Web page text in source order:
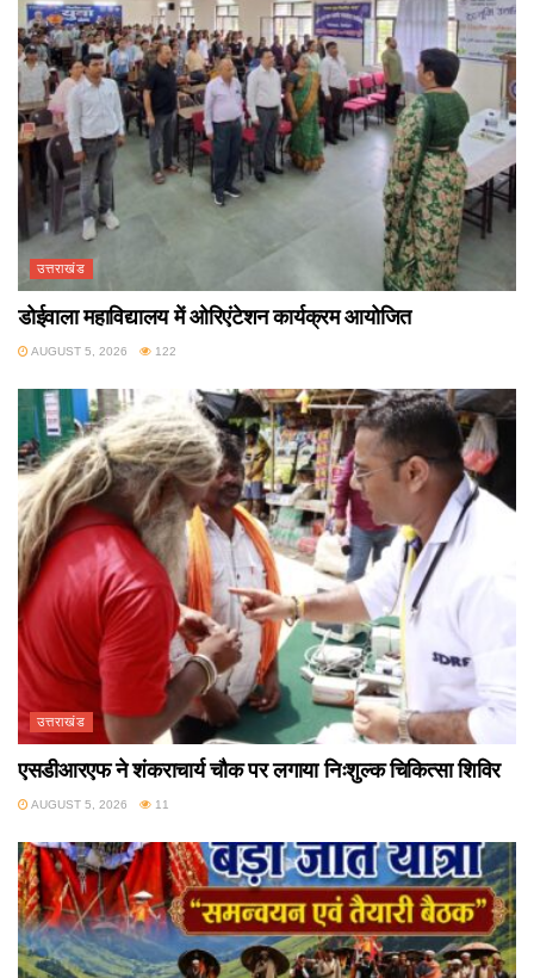
उत्तराखंड
डोईवाला महाविद्यालय में ओरिएंटेशन कार्यक्रम आयोजित
AUGUST 5, 2026 122
उत्तराखंड
एसडीआरएफ ने शंकराचार्य चौक पर लगाया निःशुल्क चिकित्सा शिविर
AUGUST 5, 2026 11